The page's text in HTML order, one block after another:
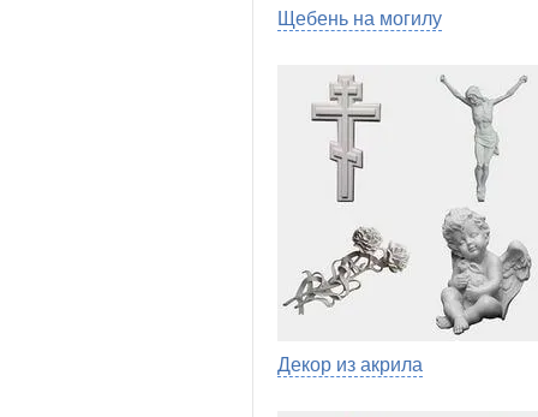
Щебень на могилу
Декор из акрила